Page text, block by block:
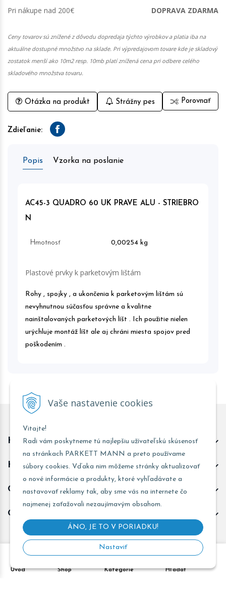
Vaše nastavenie cookies
Vitajte!
Radi vám poskytneme tú najlepšiu užívateľskú skúsenosť
na stránkach PARKETT MANN a preto používame
súbory cookies. Vďaka nim môžeme stránky aktualizovať
o nové informácie a produkty, ktoré vyhľadávate a
nastavovať reklamy tak, aby sme vás na internete čo
najmenej zaťažovali nezaujímavým obsahom.
ÁNO, JE TO V PORIADKU!
Nastaviť
Úvod Shop Kategórie Hľadať
Pri nákupe nad 200€ DOPRAVA ZDARMA
Ceny tovarov sú znížené z dôvodu dopredaja týchto výrobkov a platia iba na
aktuálne dostupné množstvo na sklade. Pri výpredajovom tovare kde je skladový
zostatok menší ako 10m2 resp. 10mb platí znížená cena pri odbere celého
skladového množstva tovaru.
Otázka na produkt Strážny pes Porovnať
Zdieľanie: Facebook
Popis Vzorka na poslanie
AC45-3 QUADRO 60 UK PRAVE ALU - STRIEBRO
N
Hmotnosť 0,00254 kg
Plastové prvky k parketovým lištám
Rohy , spojky , a ukončenia k parketovým lištám sú
nevyhnutnou súčasťou správne a kvalitne
nainštalovaných parketových líšt . Ich použitie nielen
urýchluje montáž líšt ale aj chráni miesta spojov pred
poškodením .
Kontakt predajňa Trnava
Kontakt predajňa Žarnovica
Obchodné informácie
Odoberať novinky
e-shop Pohoda connector